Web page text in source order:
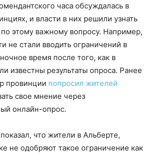
часа обсуждалась в
и власти в них решили узнать
этому важному вопросу. Например,
не стали вводить ограничений в
время после того, как в
известны результаты опроса. Ранее
провинции попросил жителей
свое мнение через
онлайн-опрос.
что жители в Альберте,
не одобряют такое ограничение как